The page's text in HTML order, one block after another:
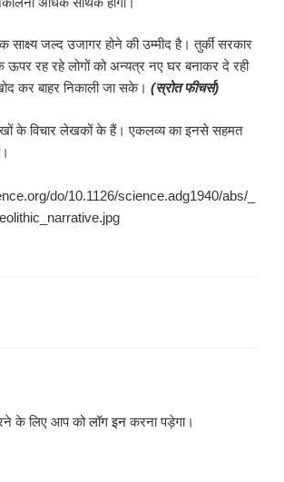
साक्ष्य जल्द उजागर होने की उम्मीद है। तुर्की सरकार
ऊपर रह रहे लोगों को अन्यत्र नए घर बनाकर दे रही
कर बाहर निकाली जा सके। (स्रोत फीचर्स)
के विचार लेखकों के हैं। एकलव्य का इनसे सहमत
do/10.1126/science.adg1940/abs/_
के लिए आप कोलॉग इनकरना पड़ेगा।